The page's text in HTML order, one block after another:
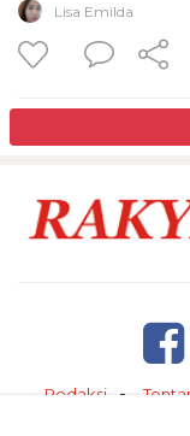
Lisa Emilda
Redaksi